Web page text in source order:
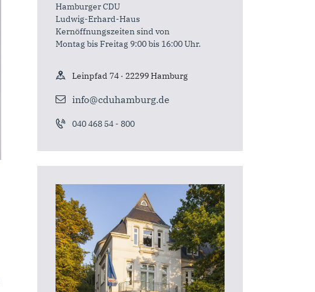
Hamburger CDU
Ludwig-Erhard-Haus
Kernöffnungszeiten sind von
Montag bis Freitag 9:00 bis 16:00 Uhr.
Leinpfad 74 · 22299 Hamburg
info@cduhamburg.de
040 468 54 - 800